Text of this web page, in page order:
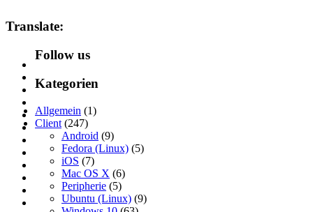
Translate:
Follow us
Kategorien
Allgemein (1)
Client (247)
Android (9)
Fedora (Linux) (5)
iOS (7)
Mac OS X (6)
Peripherie (5)
Ubuntu (Linux) (9)